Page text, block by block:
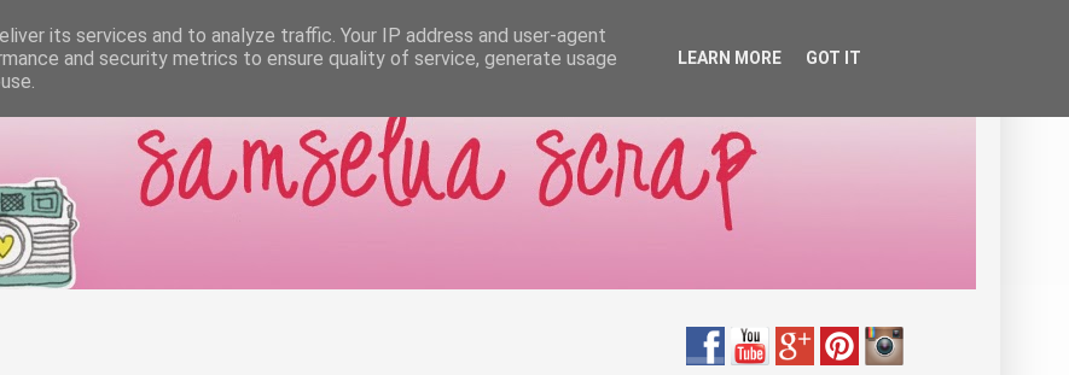
its services and to analyze traffic. Your IP address and user-agent
and security metrics to ensure quality of service, generate usage
LEARN MORE GOT IT